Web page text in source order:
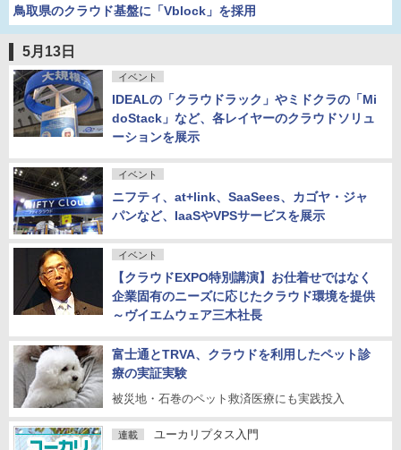
鳥取県のクラウド基盤に「Vblock」を採用
5月13日
イベント
IDEALの「クラウドラック」やミドクラの「Mi
doStack」など、各レイヤーのクラウドソリュ
ーションを展示
イベント
ニフティ、at+link、SaaSees、カゴヤ・ジャ
パンなど、IaaSやVPSサービスを展示
イベント
【クラウドEXPO特別講演】お仕着せではなく
企業固有のニーズに応じたクラウド環境を提供
～ヴイエムウェア三木社長
富士通とTRVA、クラウドを利用したペット診
療の実証実験
被災地・石巻のペット救済医療にも実践投入
連載 ユーカリプタス入門